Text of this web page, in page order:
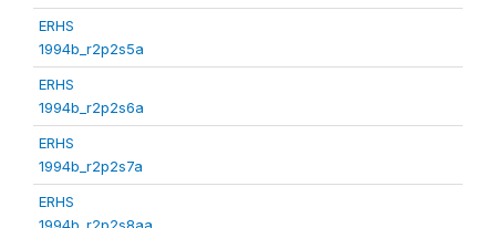
ERHS
1994b_r2p2s5a
ERHS
1994b_r2p2s6a
ERHS
1994b_r2p2s7a
ERHS
1994b_r2p2s8aa